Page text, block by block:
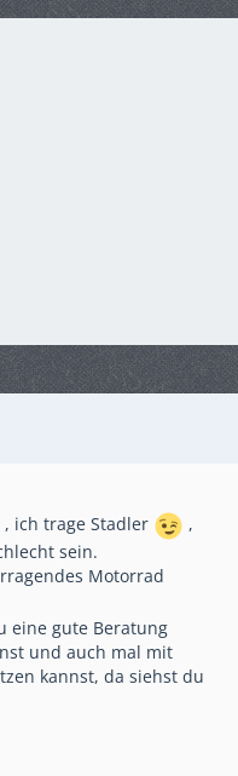
ich trage Stadler
,
sein.
Motorrad
eine gute Beratung
und auch mal mit
kannst, da siehst du